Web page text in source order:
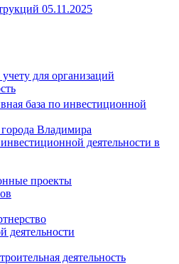
05.11.2025
для организаций
база по инвестиционной
Владимира
деятельности в
проекты
деятельности
деятельность